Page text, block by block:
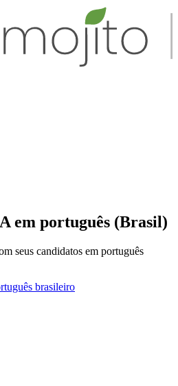
em português (Brasil)
seus candidatos em português
brasileiro